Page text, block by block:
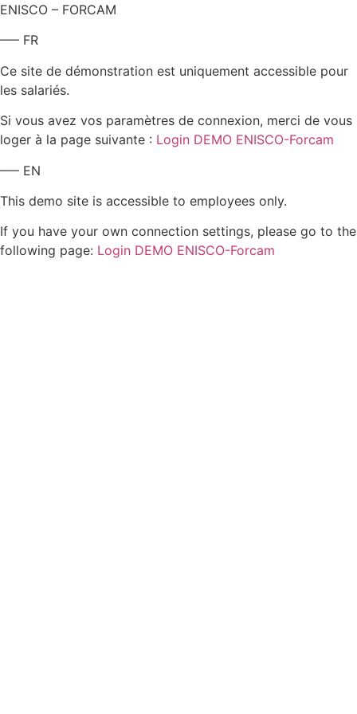
ENISCO – FORCAM
—– FR
Ce site de démonstration est uniquement accessible pour
les salariés.
Si vous avez vos paramètres de connexion, merci de vous
loger à la page suivante : Login DEMO ENISCO-Forcam
—– EN
This demo site is accessible to employees only.
If you have your own connection settings, please go to the
following page: Login DEMO ENISCO-Forcam